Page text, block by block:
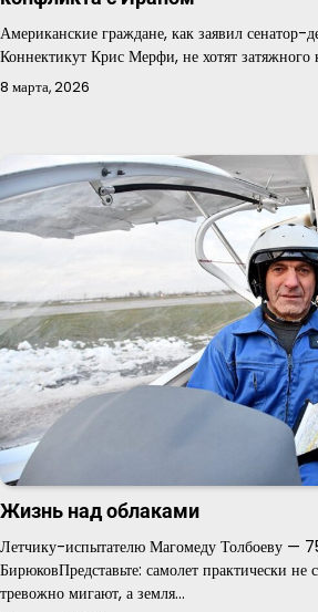
Американские граждане, как заявил сенатор-
Коннектикут Крис Мерфи, не хотят затяжного
8 марта, 2026
Жизнь над облаками
Летчику-испытателю Магомеду Толбоеву —
БирюковПредставьте: самолет практически не
тревожно мигают, а земля…